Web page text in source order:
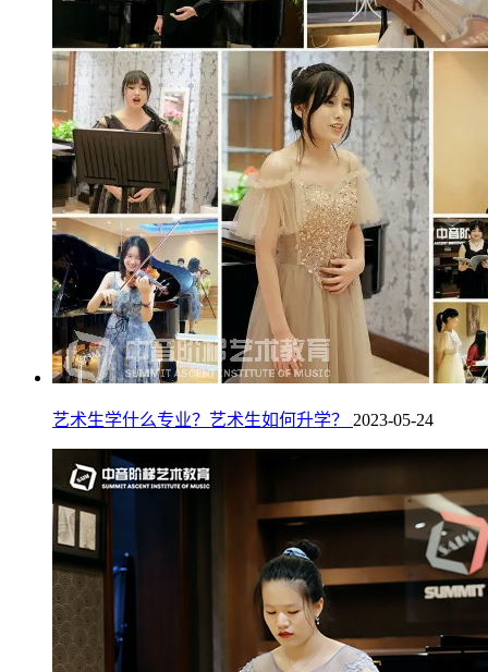
艺术生学什么专业？艺术生如何升学？ 2023-05-24